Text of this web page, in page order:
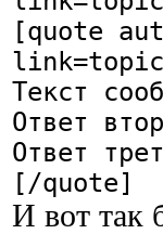
[quote
Текст
Ответ
Ответ
[/quote]
И вот так